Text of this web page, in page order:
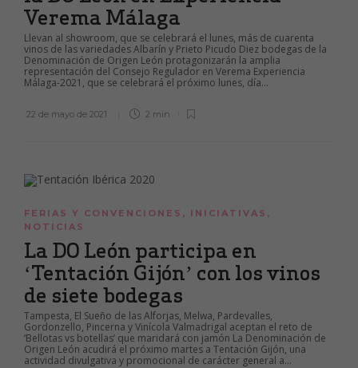
Verema Málaga
Llevan al showroom, que se celebrará el lunes, más de cuarenta
vinos de las variedades Albarín y Prieto Picudo Diez bodegas de la
Denominación de Origen León protagonizarán la amplia
representación del Consejo Regulador en Verema Experiencia
Málaga-2021, que se celebrará el próximo lunes, día...
22 de mayo de 2021 2 min
FERIAS Y CONVENCIONES , INICIATIVAS ,
NOTICIAS
La DO León participa en
‘Tentación Gijón’ con los vinos
de siete bodegas
Tampesta, El Sueño de las Alforjas, Melwa, Pardevalles,
Gordonzello, Pincerna y Vinícola Valmadrigal aceptan el reto de
‘Bellotas vs botellas’ que maridará con jamón La Denominación de
Origen León acudirá el próximo martes a Tentación Gijón, una
actividad divulgativa y promocional de carácter general a...